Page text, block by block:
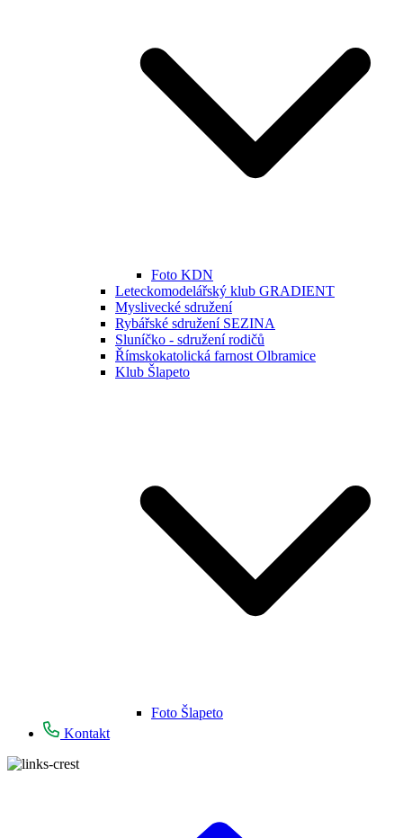
Foto KDN
Leteckomodelářský klub GRADIENT
Myslivecké sdružení
Rybářské sdružení SEZINA
Sluníčko - sdružení rodičů
Římskokatolická farnost Olbramice
Klub Šlapeto
Foto Šlapeto
Kontakt